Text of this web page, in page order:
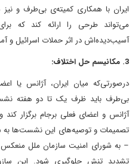
ایران با همکاری کمیته‌ی بی‌طرف و
می‌تواند طرحی را ارائه کند که
آسیب‌دیده‌اش در اثر حملات اسرائیل و
3. مکانیسم حل اختلاف:
درصورتی‌که میان ایران، آژانس یا
بی‌طرف باید ظرف یک تا دو هفته
آژانس و اعضای فعلی برجام برگزار
تصمیمات و توصیه‌های این نشست‌ها به
– به شورای امنیت سازمان ملل منعکس
تشدید تنش جلوگیری شود. این